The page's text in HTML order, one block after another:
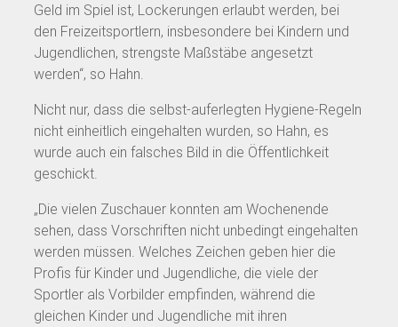
Geld im Spiel ist, Lockerungen erlaubt werden, bei
den Freizeitsportlern, insbesondere bei Kindern und
Jugendlichen, strengste Maßstäbe angesetzt
werden“, so Hahn.
Nicht nur, dass die selbst-auferlegten Hygiene-Regeln
nicht einheitlich eingehalten wurden, so Hahn, es
wurde auch ein falsches Bild in die Öffentlichkeit
geschickt.
„Die vielen Zuschauer konnten am Wochenende
sehen, dass Vorschriften nicht unbedingt eingehalten
werden müssen. Welches Zeichen geben hier die
Profis für Kinder und Jugendliche, die viele der
Sportler als Vorbilder empfinden, während die
gleichen Kinder und Jugendliche mit ihren